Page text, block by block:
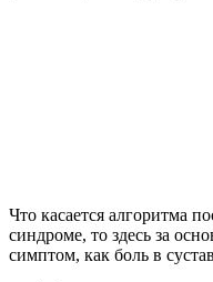
Что касается алгоритма
синдроме, то здесь за
симптом, как боль в